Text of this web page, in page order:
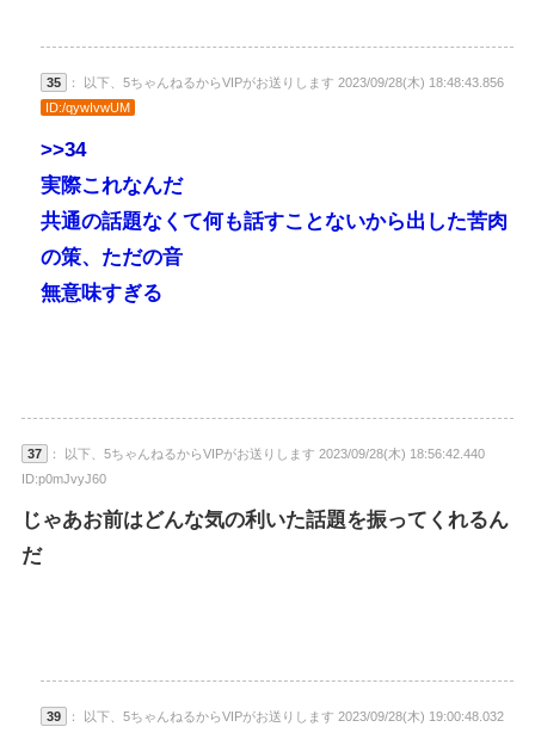
35
： 以下、5ちゃんねるからVIPがお送りします 2023/09/28(木) 18:48:43.856
ID:/qywIvwUM
>>34
実際これなんだ
共通の話題なくて何も話すことないから出した苦肉
の策、ただの音
無意味すぎる
37
： 以下、5ちゃんねるからVIPがお送りします 2023/09/28(木) 18:56:42.440
ID:p0mJvyJ60
じゃあお前はどんな気の利いた話題を振ってくれるん
だ
39
： 以下、5ちゃんねるからVIPがお送りします 2023/09/28(木) 19:00:48.032